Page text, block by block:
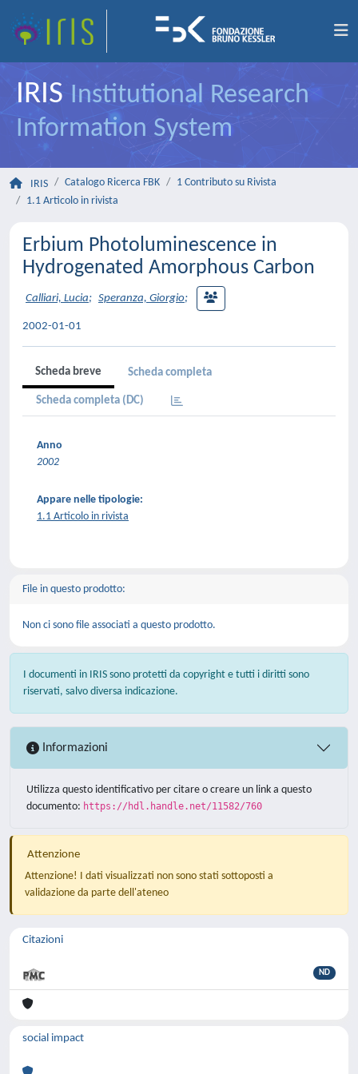
IRIS Institutional Research
Information System
IRIS Catalogo Ricerca FBK
1 Contributo su Rivista
1.1 Articolo in rivista
Erbium Photoluminescence in
Hydrogenated Amorphous Carbon
Calliari, Lucia; Speranza, Giorgio;
2002-01-01
Scheda breve Scheda completa
Scheda completa (DC)
Anno
2002
Appare nelle tipologie:
1.1 Articolo in rivista
File in questo prodotto:
Non ci sono file associati a questo prodotto.
I documenti in IRIS sono protetti da copyright e tutti i diritti sono
riservati, salvo diversa indicazione.
Informazioni
Utilizza questo identificativo per citare o creare un link a questo
documento: https://hdl.handle.net/11582/760
Attenzione
Attenzione! I dati visualizzati non sono stati sottoposti a
validazione da parte dell'ateneo
Citazioni
ND
social impact